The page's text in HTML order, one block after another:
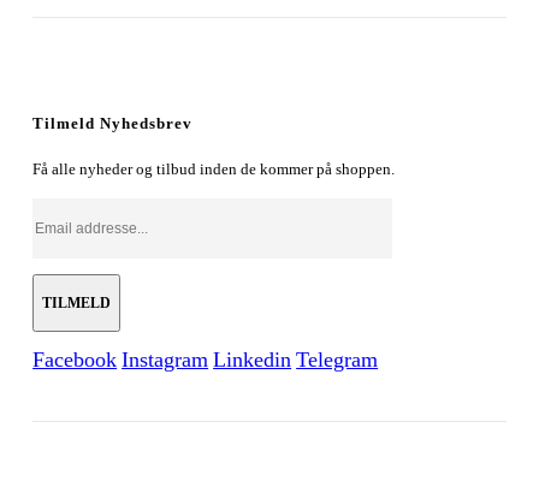
oprindeligeaktuelle
Tilmeld Nyhedsbrev
Få alle nyheder og tilbud inden de kommer på shoppen.
Facebook Instagram Linkedin Telegram